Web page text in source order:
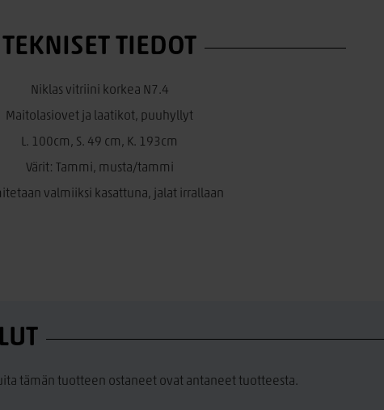
TEKNISET TIEDOT
Niklas vitriini korkea N7.4
Maitolasiovet ja laatikot, puuhyllyt
L. 100cm, S. 49 cm, K. 193cm
Värit: Tammi, musta/tammi
valmiiksi kasattuna, jalat irrallaan
tämän tuotteen ostaneet ovat antaneet tuotteesta.